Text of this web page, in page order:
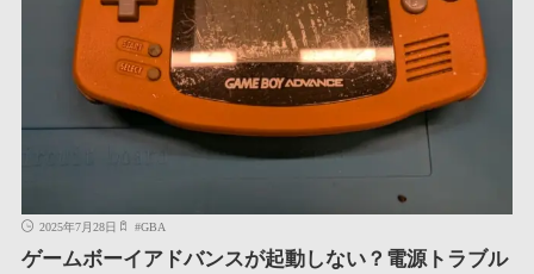
2025年7月28日 #GBA
ゲームボーイアドバンスが起動しない？電源トラブル